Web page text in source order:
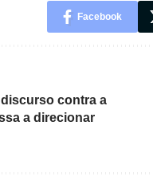
Facebook
contra a
a direcionar